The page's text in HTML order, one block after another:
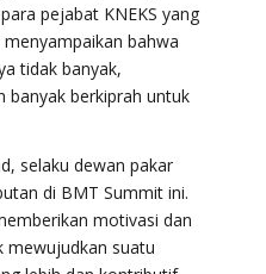
pejabat KNEKS yang
bahwa
tidak banyak,
banyak berkiprah untuk
dewan pakar
di BMT Summit ini.
motivasi dan
mewujudkan suatu